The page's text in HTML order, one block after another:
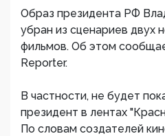
Образ президента РФ
убран из сценариев двух
фильмов. Об этом
Reporter.
В частности, не будет
президент в лентах
По словам создателей